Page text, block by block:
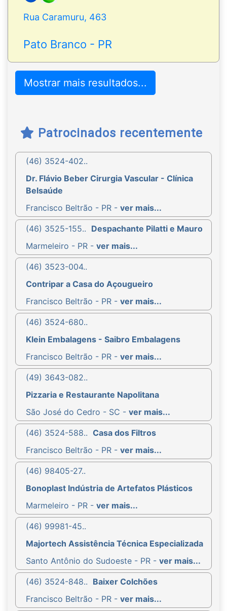
Rua Caramuru, 463
Pato Branco - PR
Mostrar mais resultados...
Patrocinados recentemente
(46) 3524-402..
Dr. Flávio Beber Cirurgia Vascular - Clínica
Belsaúde
Francisco Beltrão - PR - ver mais...
(46) 3525-155.. Despachante Pilatti e Mauro
Marmeleiro - PR - ver mais...
(46) 3523-004..
Contripar a Casa do Açougueiro
Francisco Beltrão - PR - ver mais...
(46) 3524-680..
Klein Embalagens - Saibro Embalagens
Francisco Beltrão - PR - ver mais...
(49) 3643-082..
Pizzaria e Restaurante Napolitana
São José do Cedro - SC - ver mais...
(46) 3524-588.. Casa dos Filtros
Francisco Beltrão - PR - ver mais...
(46) 98405-27..
Bonoplast Indústria de Artefatos Plásticos
Marmeleiro - PR - ver mais...
(46) 99981-45..
Majortech Assistência Técnica Especializada
Santo Antônio do Sudoeste - PR - ver mais...
(46) 3524-848.. Baixer Colchões
Francisco Beltrão - PR - ver mais...